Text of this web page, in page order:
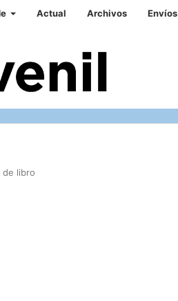
Actual Archivos Envíos
de libro